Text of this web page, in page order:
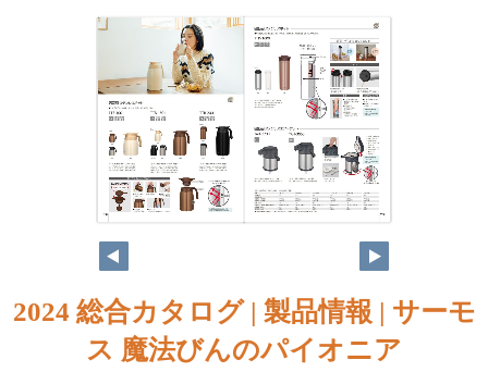
2024 総合カタログ | 製品情報 | サーモ
ス 魔法びんのパイオニア